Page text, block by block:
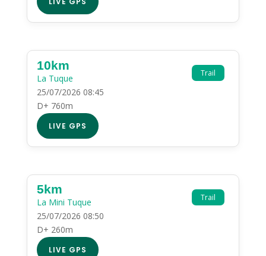
Trail
10km
La Tuque
25/07/2026 08:45
D+ 760m
LIVE GPS
Trail
5km
La Mini Tuque
25/07/2026 08:50
D+ 260m
LIVE GPS